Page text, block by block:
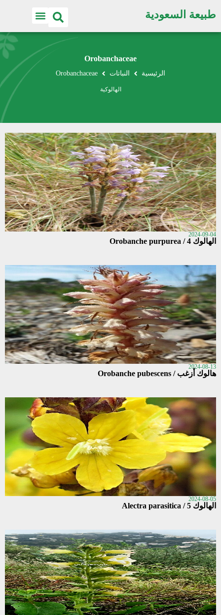
طبيعة السعودية
Orobanchaceae
الرئيسية النباتات Orobanchaceae
الهالوكية
2024-09-04
الهالوك 4 / Orobanche purpurea
2024-08-13
هالوك أزغب / Orobanche pubescens
2024-08-05
الهالوك 5 / Alectra parasitica